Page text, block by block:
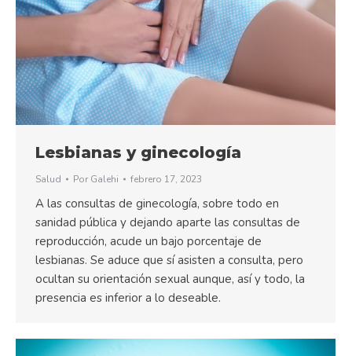
Lesbianas y ginecología
Salud Por Galehi febrero 17, 2023
A las consultas de ginecología, sobre todo en
sanidad pública y dejando aparte las consultas de
reproducción, acude un bajo porcentaje de
lesbianas. Se aduce que sí asisten a consulta, pero
ocultan su orientación sexual aunque, así y todo, la
presencia es inferior a lo deseable.